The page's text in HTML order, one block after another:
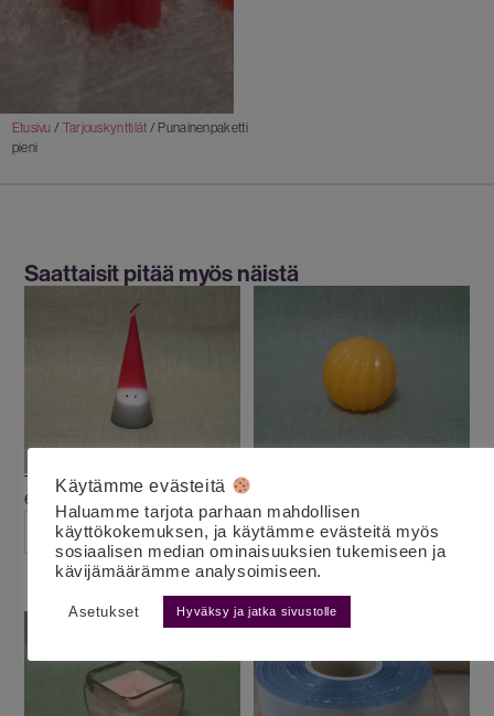
Etusivu / Tarjouskynttilät / Punainenpaketti
pieni
Saattaisit pitää myös näistä
Tonttukynttilä kartio S punainen
6.50
alv 25,5%
LISÄÄ OSTOSKORIIN LISÄÄ OSTOSKORIIN
Käytämme evästeitä
Haluamme tarjota parhaan mahdollisen
käyttökokemuksen, ja käytämme evästeitä myös
sosiaalisen median ominaisuuksien tukemiseen ja
kävijämäärämme analysoimiseen.
Asetukset Hyväksy ja jatka sivustolle